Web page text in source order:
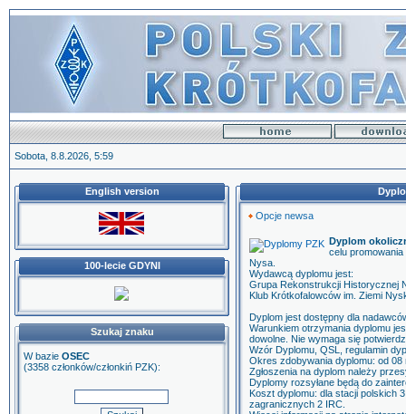
Sobota, 8.8.2026, 5:59
English version
100-lecie GDYNI
Szukaj znaku
W bazie OSEC
(3358 członków/członkiń PZK):
Opcje newsa
Dyplom
celu
Nysa.
Wydawcą dyplomu jest:
Grupa Rekonstrukcji Historycznej
Klub Krótkofalowców im. Ziemi
Dyplom jest dostępny dla
Warunkiem otrzymania dyplomu
dowolne. Nie wymaga się
Wzór Dyplomu, QSL, regulamin
Okres zdobywania dyplomu: od
Zgłoszenia na dyplom należy
Dyplomy rozsyłane będą do
Koszt dyplomu: dla stacji polskich
zagranicznych 2 IRC.